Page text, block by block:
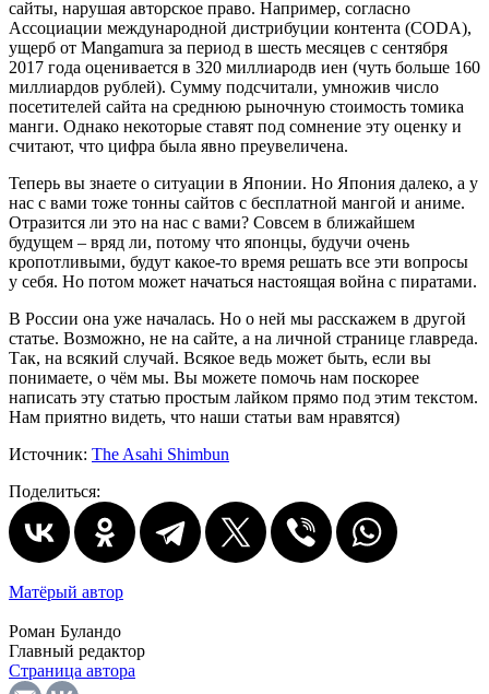
сайты, нарушая авторское право. Например, согласно
Ассоциации международной дистрибуции контента (CODA),
ущерб от Mangamura за период в шесть месяцев с сентября
2017 года оценивается в 320 миллиародв иен (чуть больше 160
миллиардов рублей). Сумму подсчитали, умножив число
посетителей сайта на среднюю рыночную стоимость томика
манги. Однако некоторые ставят под сомнение эту оценку и
считают, что цифра была явно преувеличена.
Теперь вы знаете о ситуации в Японии. Но Япония далеко, а у
нас с вами тоже тонны сайтов с бесплатной мангой и аниме.
Отразится ли это на нас с вами? Совсем в ближайшем
будущем – вряд ли, потому что японцы, будучи очень
кропотливыми, будут какое-то время решать все эти вопросы
у себя. Но потом может начаться настоящая война с пиратами.
В России она уже началась. Но о ней мы расскажем в другой
статье. Возможно, не на сайте, а на личной странице главреда.
Так, на всякий случай. Всякое ведь может быть, если вы
понимаете, о чём мы. Вы можете помочь нам поскорее
написать эту статью простым лайком прямо под этим текстом.
Нам приятно видеть, что наши статьи вам нравятся)
Источник: The Asahi Shimbun
Поделиться:
Матёрый автор
Роман Буландо
Главный редактор
Страница автора